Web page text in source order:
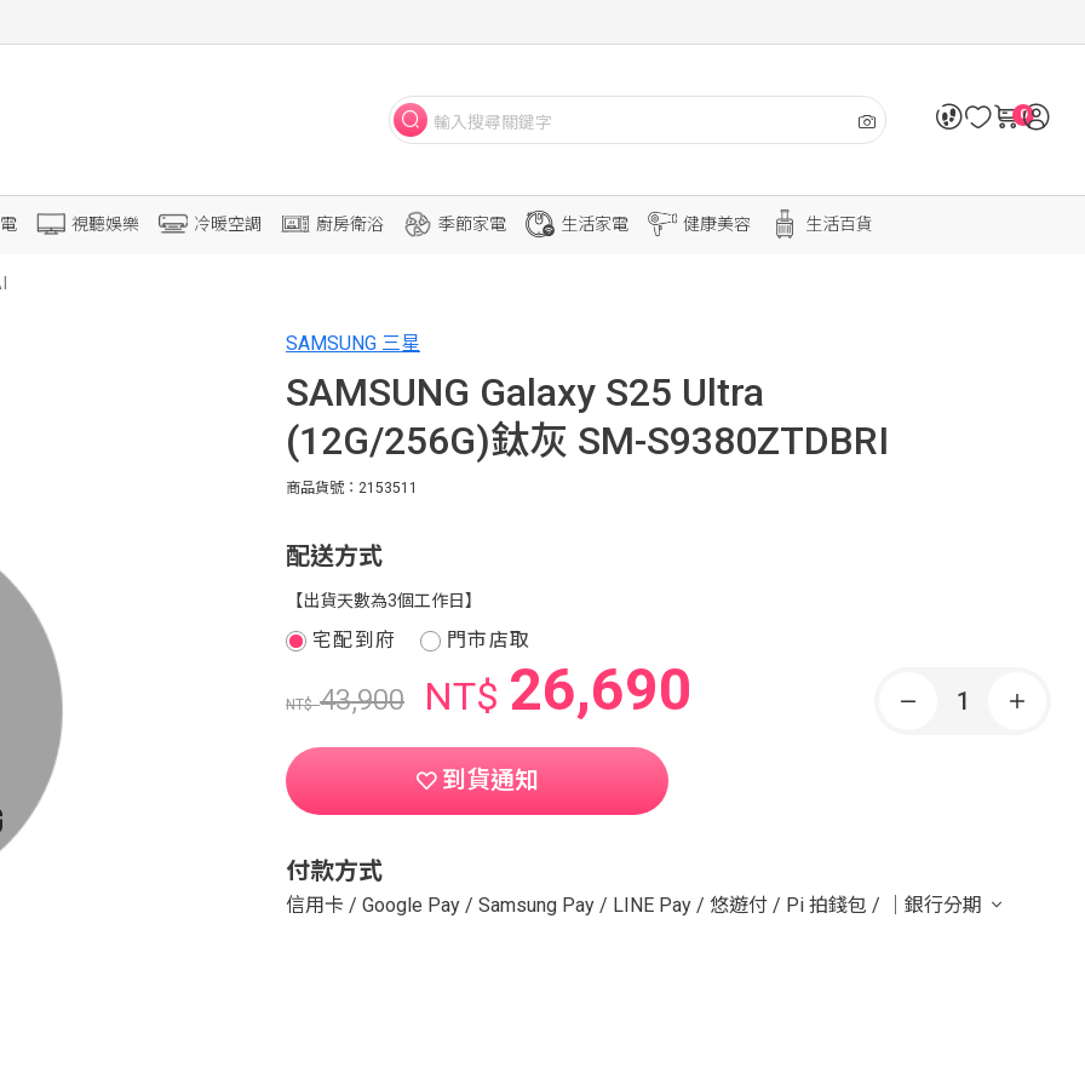
0
視聽娛樂 冷暖空調 廚房衛浴 季節家電 生活家電 健康美容 生活百貨
SAMSUNG 三星
SAMSUNG Galaxy S25 Ultra
(12G/256G)鈦灰 SM-S9380ZTDBRI
商品貨號：2153511
配送方式
【出貨天數為3個工作日】
宅配到府 門市店取
NT$43,900 NT$ 26,690
到貨通知
付款方式
信用卡 / Google Pay / Samsung Pay / LINE Pay / 悠遊付 / Pi 拍錢包 / ｜銀行分期